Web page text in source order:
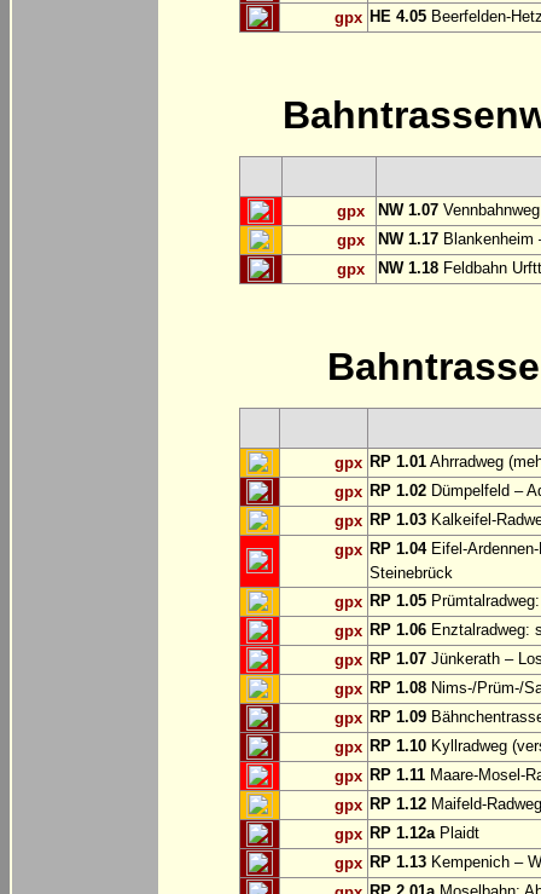
gpx HE 4.05 Beerfelden-
gpx NW 1.07
gpx
NW 1.17 Blankenheim
gpx
NW 1.18 Feldbahn
gpx RP 1.01 Ahrradweg
gpx RP 1.02 Dümpelfeld –
gpx RP 1.03 Kalkeifel-
gpx RP 1.04Eifel-
Steinebrück
gpx RP 1.05
gpx RP 1.06 Enztalradweg:
gpx RP 1.07 Jünkerath –
gpx RP 1.08 Nims-/Prüm-/
gpx RP 1.09
gpx RP 1.10 Kyllradweg
gpx RP 1.11 Maare-Mosel-
gpx RP 1.12 Maifeld-
gpx RP 1.12aPlaidt
gpx RP 1.13 Kempenich –